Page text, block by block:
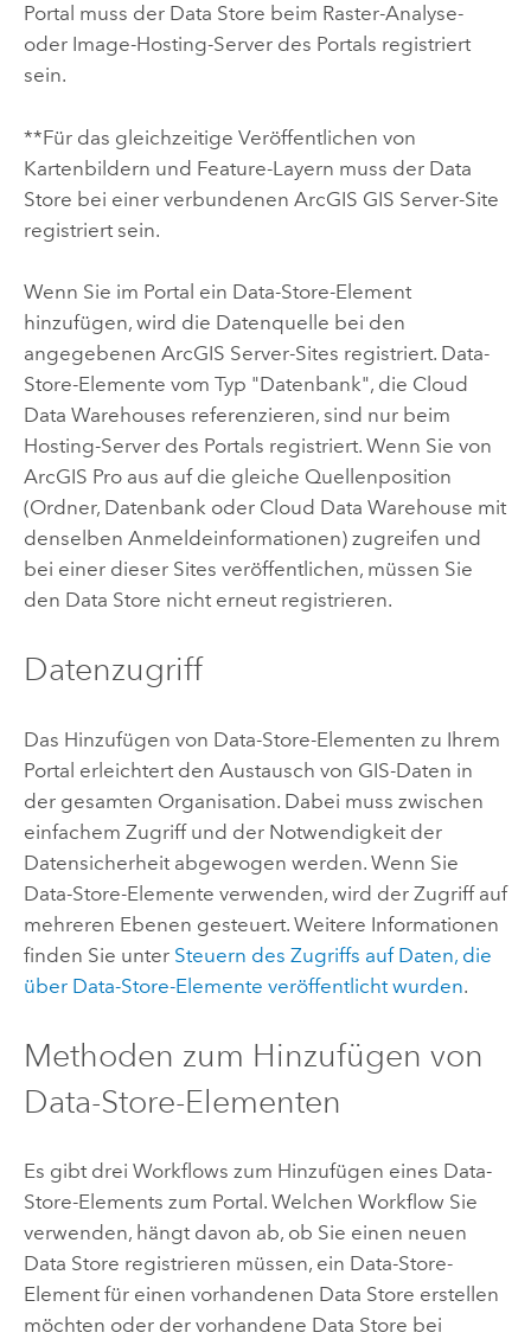
Portal muss der Data Store beim Raster-Analyse-
oder Image-Hosting-Server des Portals registriert
sein.
**Für das gleichzeitige Veröffentlichen von
Kartenbildern und Feature-Layern muss der Data
Store bei einer verbundenen ArcGIS GIS Server-Site
registriert sein.
Wenn Sie im Portal ein Data-Store-Element
hinzufügen, wird die Datenquelle bei den
angegebenen ArcGIS Server-Sites registriert. Data-
Store-Elemente vom Typ "Datenbank", die Cloud
Data Warehouses referenzieren, sind nur beim
Hosting-Server des Portals registriert. Wenn Sie von
ArcGIS Proaus auf die gleiche Quellenposition
(Ordner, Datenbank oder Cloud Data Warehouse mit
denselben Anmeldeinformationen) zugreifen und
bei einer dieser Sites veröffentlichen, müssen Sie
den Data Store nicht erneut registrieren.
Datenzugriff
Das Hinzufügen von Data-Store-Elementen zu Ihrem
Portal erleichtert den Austausch von GIS-Daten in
der gesamten Organisation. Dabei muss zwischen
einfachem Zugriff und der Notwendigkeit der
Datensicherheit abgewogen werden. Wenn Sie
Data-Store-Elemente verwenden, wird der Zugriff auf
mehreren Ebenen gesteuert. Weitere Informationen
finden Sie unter Steuern des Zugriffs auf Daten, die
über Data-Store-Elemente veröffentlicht wurden.
Methoden zum Hinzufügen von
Data-Store-Elementen
Es gibt drei Workflows zum Hinzufügen eines Data-
Store-Elements zum Portal. Welchen Workflow Sie
verwenden, hängt davon ab, ob Sie einen neuen
Data Store registrieren müssen, ein Data-Store-
Element für einen vorhandenen Data Store erstellen
möchten oder der vorhandene Data Store bei